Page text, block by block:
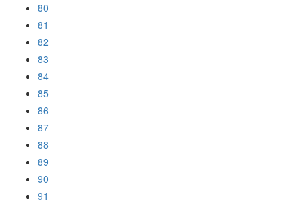
80
81
82
83
84
85
86
87
88
89
90
91